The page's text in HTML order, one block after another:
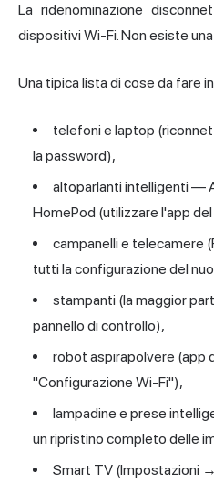
La ridenominazione
dispositivi Wi-Fi. Non esiste
Una tipica lista di cose da fare
telefoni e laptop
la password),
altoparlanti intelligenti —
HomePod (utilizzare l'app
campanelli e telecamere
tutti la configurazione del
stampanti (la maggior
pannello di controllo),
robot aspirapolvere (app
"Configurazione Wi-Fi"),
lampadine e prese
un ripristino completo delle
Smart TV (Impostazioni